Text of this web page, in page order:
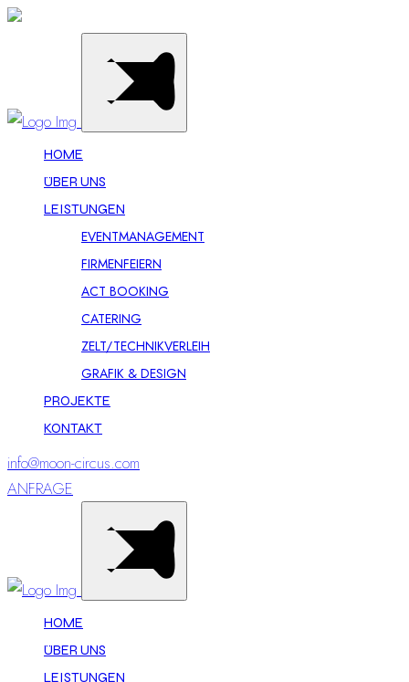
HOME
ÜBER UNS
LEISTUNGEN
EVENTMANAGEMENT
FIRMENFEIERN
ACT BOOKING
CATERING
ZELT/TECHNIKVERLEIH
GRAFIK & DESIGN
PROJEKTE
KONTAKT
info@moon-circus.com
ANFRAGE
HOME
ÜBER UNS
LEISTUNGEN